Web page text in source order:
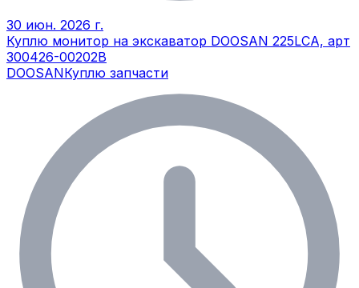
30 июн. 2026 г.
Куплю монитор на экскаватор DOOSAN 225LCA, арт
300426-00202В
DOOSANКуплю запчасти